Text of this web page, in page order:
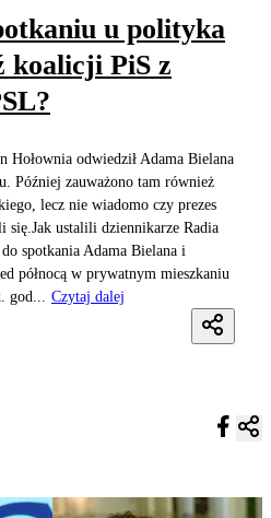
u polityka
koalicji PiS z
Hołownia odwiedził Adama Bielana
Później zauważono tam również
lecz nie wiadomo czy prezes
się.Jak ustalili dziennikarze Radia
spotkania Adama Bielana i
północą w prywatnym mieszkaniu
god...
Czytaj dalej